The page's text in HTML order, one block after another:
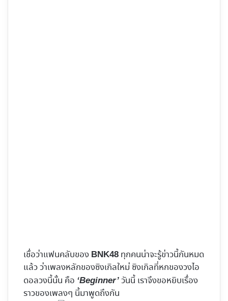
เชื่อว่าแฟนคลับของ BNK48 ทุกคนน่าจะรู้ข่าวนี้กันหมด
แล้ว ว่าเพลงหลักของซิงเกิลใหม่ ซิงเกิลที่หกของวงไอ
ดอลวงนี้นั้น คือ ‘Beginner’ วันนี้ เราจึงขอหยิบเรื่อง
ราวของเพลงๆ นี้มาพูดถึงกัน